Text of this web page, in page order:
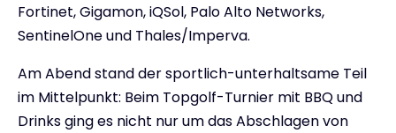
Fortinet, Gigamon, iQSol, Palo Alto Networks,
SentinelOne und Thales/Imperva.
Am Abend stand der sportlich-unterhaltsame Teil
im Mittelpunkt: Beim Topgolf-Turnier mit BBQ und
Drinks ging es nicht nur um das Abschlagen von